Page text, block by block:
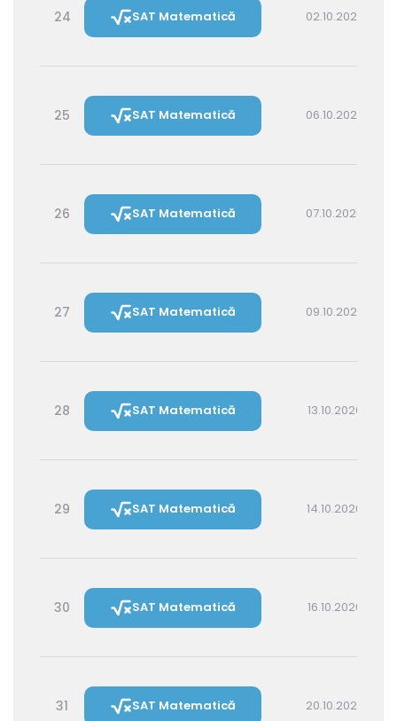
24 SAT Matematică 02.10.2026 16:00
25 SAT Matematică 06.10.2026 16:00
26 SAT Matematică 07.10.2026 14:30
27 SAT Matematică 09.10.2026 16:00
28 SAT Matematică 13.10.2026 16:00
29 SAT Matematică 14.10.2026 14:30
30 SAT Matematică 16.10.2026 16:00
31 SAT Matematică 20.10.2026 16:00